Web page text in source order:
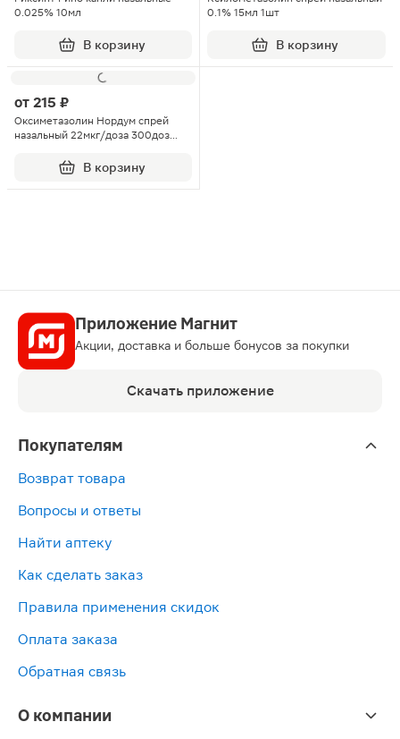
0.025% 10мл
В корзину
0.1% 15мл 1шт
В корзину
от 215 ₽
Оксиметазолин Нордум спрей
назальный 22мкг/доза 300доз
В корзину
Приложение Магнит
Акции, доставка и больше бонусов за покупки
Скачать приложение
Покупателям
Возврат товара
Вопросы и ответы
Найти аптеку
Как сделать заказ
Правила применения скидок
Оплата заказа
Обратная связь
О компании